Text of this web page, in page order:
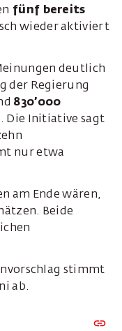
fünf bereits
wieder aktiviert
deutlich
der Regierung
830’000
Die Initiative sagt
nur etwa
am Ende wären,
Beide
stimmt
ab.